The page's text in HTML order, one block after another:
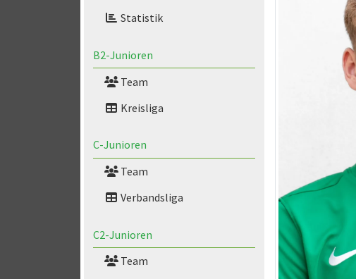
Statistik
B2-Junioren
Team
Kreisliga
C-Junioren
Team
Verbandsliga
C2-Junioren
Team